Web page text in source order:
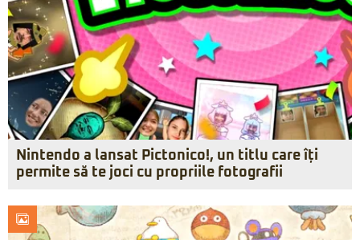
Nintendo a lansat Pictonico!, un titlu care îți
permite să te joci cu propriile fotografii